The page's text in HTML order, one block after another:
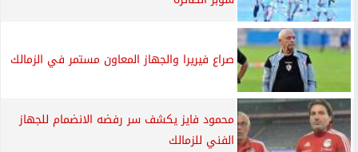
صراع فيريرا والجهاز المعاون مستمر في الزمالك
محمود فايز يكشف سر رفضه الانضمام للجهاز
الفني للزمالك